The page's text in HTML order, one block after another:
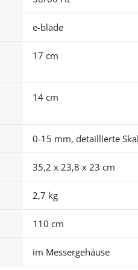
e-blade
17 cm
14 cm
0-15 mm, detaillierte
35,2 x 23,8 x 23 cm
2,7 kg
110 cm
im Messergehäuse